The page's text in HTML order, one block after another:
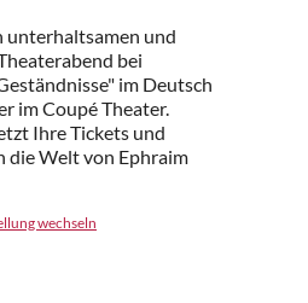
unterhaltsamen und
bei
im Deutsch
im Coupé Theater.
Ihre Tickets und
die Welt von Ephraim
wechseln